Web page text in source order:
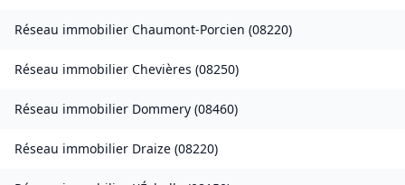
Réseau immobilier Chaumont-Porcien (08220)
Réseau immobilier Chevières (08250)
Réseau immobilier Dommery (08460)
Réseau immobilier Draize (08220)